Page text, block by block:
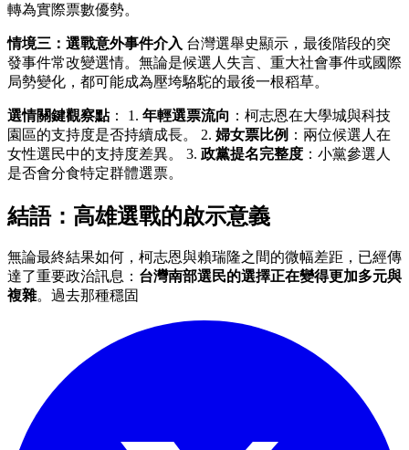
轉為實際票數優勢。
情境三：選戰意外事件介入 台灣選舉史顯示，最後階段的突
發事件常改變選情。無論是候選人失言、重大社會事件或國際
局勢變化，都可能成為壓垮駱駝的最後一根稻草。
選情關鍵觀察點： 1. 年輕選票流向 ：柯志恩在大學城與科技
園區的支持度是否持續成長。 2. 婦女票比例 ：兩位候選人在
女性選民中的支持度差異。 3. 政黨提名完整度 ：小黨參選人
是否會分食特定群體選票。
結語：高雄選戰的啟示意義
無論最終結果如何，柯志恩與賴瑞隆之間的微幅差距，已經傳
達了重要政治訊息： 台灣南部選民的選擇正在變得更加多元與
複雜。過去那種穩固